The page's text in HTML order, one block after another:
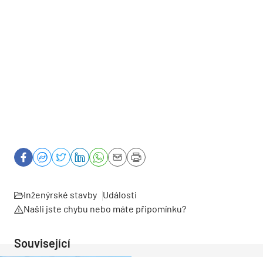
Inženýrské stavby Události
Našli jste chybu nebo máte připomínku?
Související